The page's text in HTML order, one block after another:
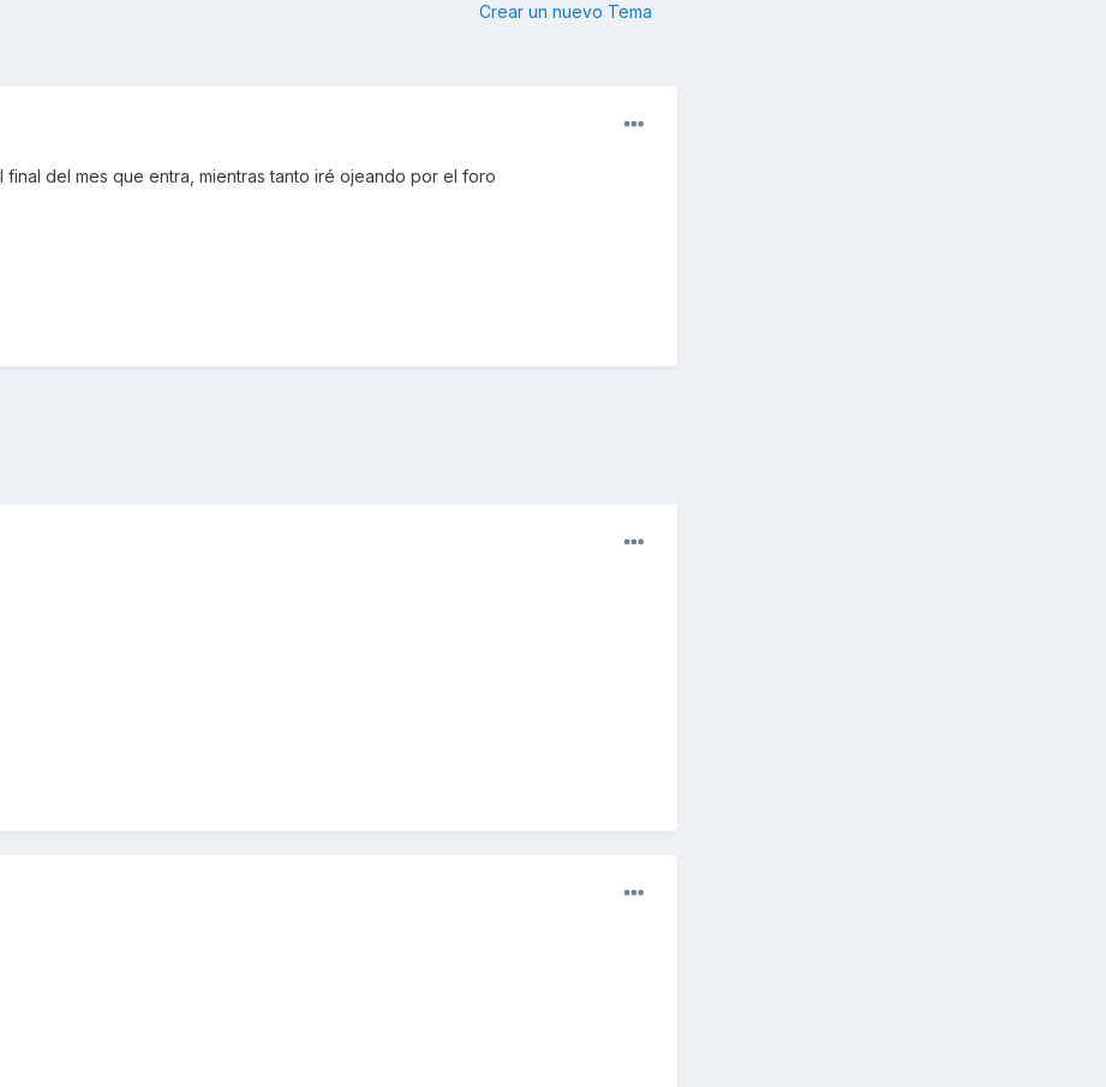
Crear un nuevo Tema
del mes que entra, mientras tanto iré ojeando por el foro